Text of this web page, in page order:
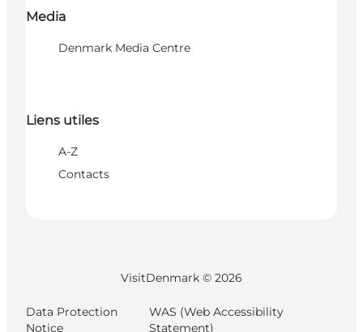
Media
Denmark Media Centre
Liens utiles
A-Z
Contacts
VisitDenmark © 2026
Data Protection
Notice
WAS (Web Accessibility
Statement)